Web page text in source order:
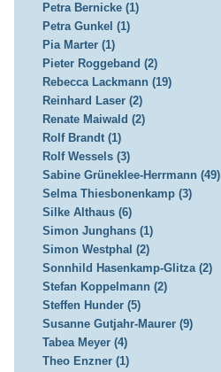
Petra Bernicke (1)
Petra Gunkel (1)
Pia Marter (1)
Pieter Roggeband (2)
Rebecca Lackmann (19)
Reinhard Laser (2)
Renate Maiwald (2)
Rolf Brandt (1)
Rolf Wessels (3)
Sabine Grüneklee-Herrmann (49)
Selma Thiesbonenkamp (3)
Silke Althaus (6)
Simon Junghans (1)
Simon Westphal (2)
Sonnhild Hasenkamp-Glitza (2)
Stefan Koppelmann (2)
Steffen Hunder (5)
Susanne Gutjahr-Maurer (9)
Tabea Meyer (4)
Theo Enzner (1)